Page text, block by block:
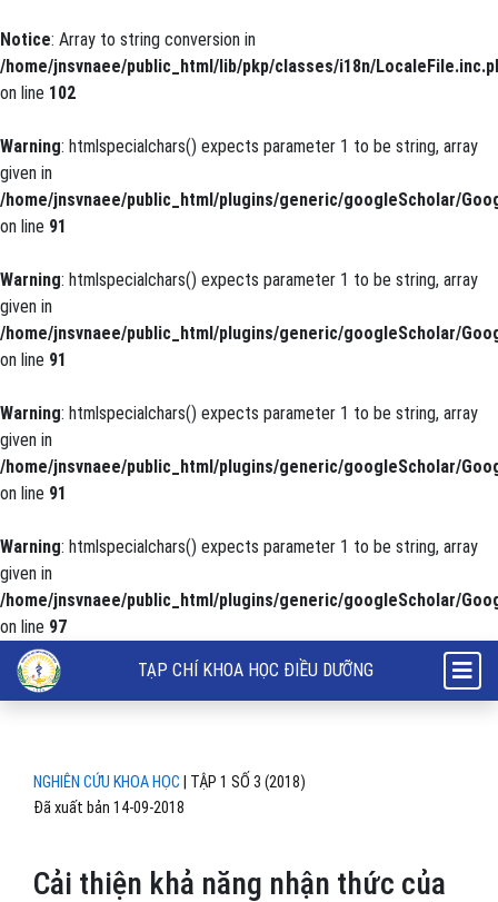
Notice: Array to string conversion in
/home/jnsvnaee/public_html/lib/pkp/classes/i18n/
on line 102
Warning: htmlspecialchars() expects parameter 1 to be string, array
given in
/home/jnsvnaee/public_html/plugins/generic/googleScholar/
on line 91
Warning: htmlspecialchars() expects parameter 1 to be string, array
given in
/home/jnsvnaee/public_html/plugins/generic/googleScholar/
on line 91
Warning: htmlspecialchars() expects parameter 1 to be string, array
given in
/home/jnsvnaee/public_html/plugins/generic/googleScholar/
on line 91
Warning: htmlspecialchars() expects parameter 1 to be string, array
given in
/home/jnsvnaee/public_html/plugins/generic/googleScholar/
on line 97
Cải thiện khả năng nhận thức của người chăm sóc chính về phục hồi
TẠP CHÍ KHOA HỌC ĐIỀU DƯỠNG
NGHIÊN CỨU KHOA HỌC TẬP 1 SỐ 3 (2018)
Cải thiện khả năng nhận thức của
Đã xuất bản 14-09-2018